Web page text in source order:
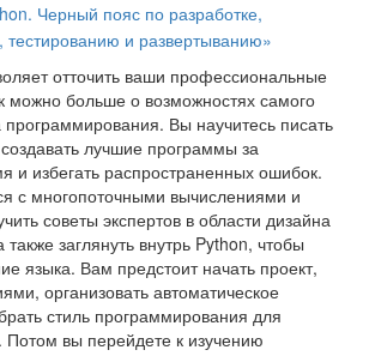
Черный пояс по разработке,
и развертыванию»
отточить ваши профессиональные
можно больше о возможностях самого
программирования. Вы научитесь писать
лучшие программы за
и избегать распространенных ошибок.
с многопоточными вычислениями и
советы экспертов в области дизайна
заглянуть внутрь Python, чтобы
языка. Вам предстоит начать проект,
организовать автоматическое
стиль программирования для
Потом вы перейдете к изучению